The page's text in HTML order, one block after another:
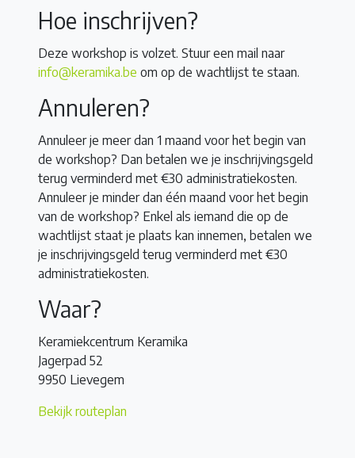
Hoe inschrijven?
Deze workshop is volzet. Stuur een mail naar
info@keramika.be om op de wachtlijst te staan.
Annuleren?
Annuleer je meer dan 1 maand voor het begin van
de workshop? Dan betalen we je inschrijvingsgeld
terug verminderd met €30 administratiekosten.
Annuleer je minder dan één maand voor het begin
van de workshop? Enkel als iemand die op de
wachtlijst staat je plaats kan innemen, betalen we
je inschrijvingsgeld terug verminderd met €30
administratiekosten.
Waar?
Keramiekcentrum Keramika
Jagerpad 52
9950 Lievegem
Bekijk routeplan